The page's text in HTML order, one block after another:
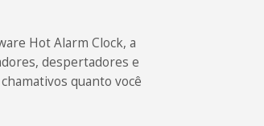
Hot Alarm Clock, a
despertadores e
quanto você